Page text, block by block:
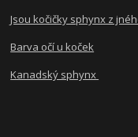
Jsou kočičky sphynx z
Barva očí u koček
Kanadský sphynx